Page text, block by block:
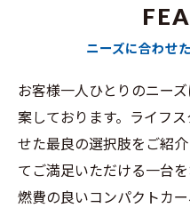
ニーズに合わせ
お客様一人ひとりのニー
案しております。ライフ
せた最良の選択肢をご紹
てご満足いただける一台
燃費の良いコンパクトカ